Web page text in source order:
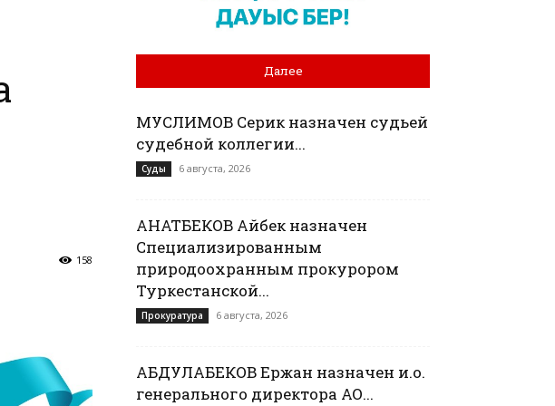
158
Далее
МУСЛИМОВ Серик назначен судьей
судебной коллегии...
Суды 6 августа, 2026
ҚАНАТБЕКОВ Айбек назначен
Специализированным
природоохранным прокурором
Туркестанской...
Прокуратура 6 августа, 2026
АБДУЛАБЕКОВ Ержан назначен и.о.
генерального директора АО...